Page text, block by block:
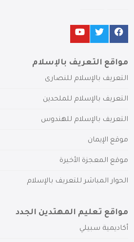
مواقع التعريف بالإسلام
التعريف بالإسلام للنصارى
التعريف بالإسلام للملحدين
التعريف بالإسلام للهندوس
موقع الإيمان
موقع المعجزة الأخيرة
الحوار المباشر للتعريف بالإسلام
مواقع تعليم المهتدين الجدد
أكاديمية سبيلي